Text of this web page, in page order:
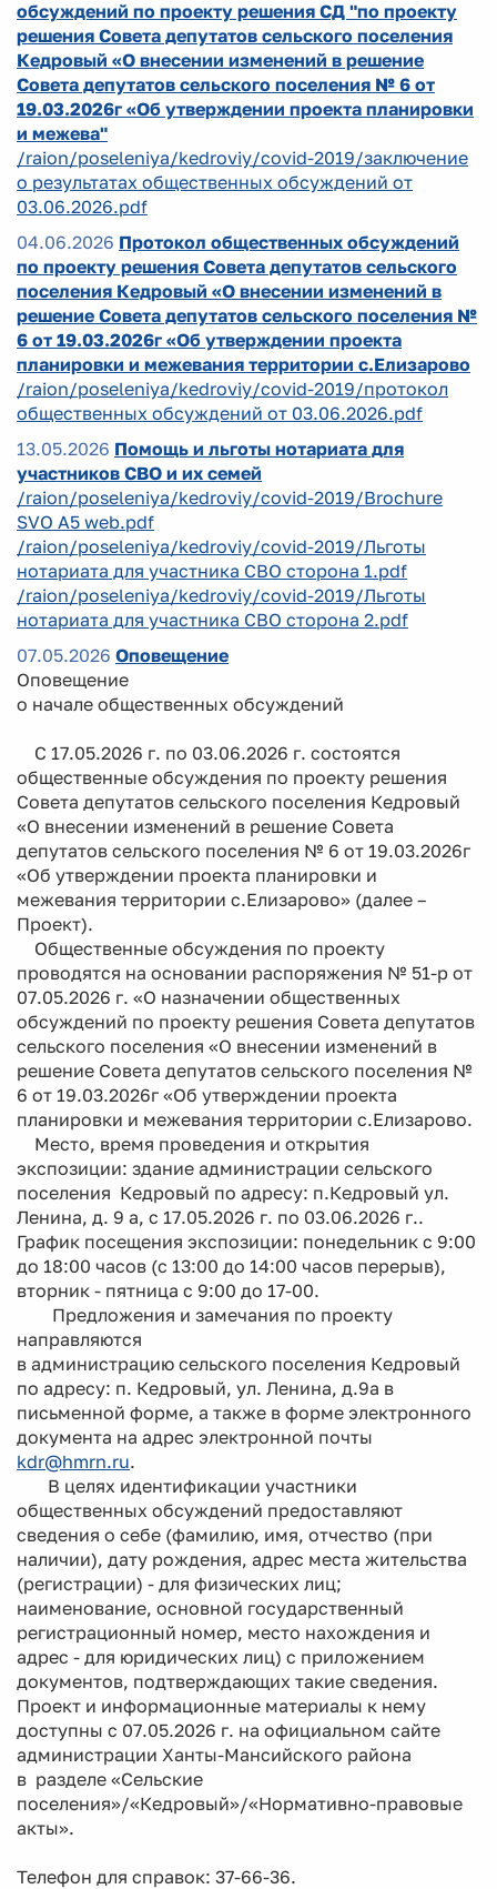
обсуждений по проекту решения СД "по проекту
решения Совета депутатов сельского поселения
Кедровый «О внесении изменений в решение
Совета депутатов сельского поселения № 6 от
19.03.2026г «Об утверждении проекта планировки
и межева"
/raion/poseleniya/kedroviy/covid-2019/заключение
о результатах общественных обсуждений от
03.06.2026.pdf
04.06.2026 Протокол общественных обсуждений
по проекту решения Совета депутатов сельского
поселения Кедровый «О внесении изменений в
решение Совета депутатов сельского поселения №
6 от 19.03.2026г «Об утверждении проекта
планировки и межевания территории с.Елизарово
/raion/poseleniya/kedroviy/covid-2019/протокол
общественных обсуждений от 03.06.2026.pdf
13.05.2026 Помощь и льготы нотариата для
участников СВО и их семей
/raion/poseleniya/kedroviy/covid-2019/Brochure
SVO A5 web.pdf
/raion/poseleniya/kedroviy/covid-2019/Льготы
нотариата для участника СВО сторона 1.pdf
/raion/poseleniya/kedroviy/covid-2019/Льготы
нотариата для участника СВО сторона 2.pdf
07.05.2026 Оповещение
Оповещение
о начале общественных обсуждений
С 17.05.2026 г. по 03.06.2026 г. состоятся
общественные обсуждения по проекту решения
Совета депутатов сельского поселения Кедровый
«О внесении изменений в решение Совета
депутатов сельского поселения № 6 от 19.03.2026г
«Об утверждении проекта планировки и
межевания территории с.Елизарово» (далее –
Проект).
Общественные обсуждения по проекту
проводятся на основании распоряжения № 51-р от
07.05.2026 г. «О назначении общественных
обсуждений по проекту решения Совета депутатов
сельского поселения «О внесении изменений в
решение Совета депутатов сельского поселения №
6 от 19.03.2026г «Об утверждении проекта
планировки и межевания территории с.Елизарово.
Место, время проведения и открытия
экспозиции: здание администрации сельского
поселения Кедровый по адресу: п.Кедровый ул.
Ленина, д. 9 а, с 17.05.2026 г. по 03.06.2026 г..
График посещения экспозиции: понедельник с 9:00
до 18:00 часов (с 13:00 до 14:00 часов перерыв),
вторник - пятница с 9:00 до 17-00.
Предложения и замечания по проекту
направляются
в администрацию сельского поселения Кедровый
по адресу: п. Кедровый, ул. Ленина, д.9а в
письменной форме, а также в форме электронного
документа на адрес электронной почты
kdr@hmrn.ru.
В целях идентификации участники
общественных обсуждений предоставляют
сведения о себе (фамилию, имя, отчество (при
наличии), дату рождения, адрес места жительства
(регистрации) - для физических лиц;
наименование, основной государственный
регистрационный номер, место нахождения и
адрес - для юридических лиц) с приложением
документов, подтверждающих такие сведения.
Проект и информационные материалы к нему
доступны с 07.05.2026 г. на официальном сайте
администрации Ханты-Мансийского района
в разделе «Сельские
поселения»/«Кедровый»/«Нормативно-правовые
акты».
Телефон для справок: 37-66-36.